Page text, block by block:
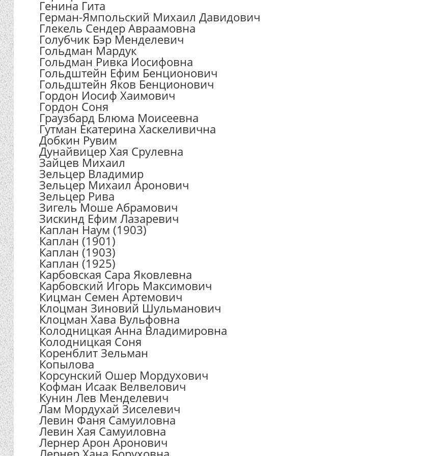
Генина Гита
Герман-Ямпольский Михаил Давидович
Глекель Сендер Авраамовна
Голубчик Бэр Менделевич
Гольдман Мардук
Гольдман Ривка Иосифовна
Гольдштейн Ефим Бенционович
Гольдштейн Яков Бенционович
Гордон Иосиф Хаимович
Гордон Соня
Граузбард Блюма Моисеевна
Гутман Екатерина Хаскеливична
Добкин Рувим
Дунайвицер Хая Срулевна
Зайцев Михаил
Зельцер Владимир
Зельцер Михаил Аронович
Зельцер Рива
Зигель Моше Абрамович
Зискинд Ефим Лазаревич
Каплан Наум (1903)
Каплан (1901)
Каплан (1903)
Каплан (1925)
Карбовская Сара Яковлевна
Карбовский Игорь Максимович
Кицман Семен Артемович
Клоцман Зиновий Шульманович
Клоцман Хава Вульфовна
Колодницкая Анна Владимировна
Колодницкая Соня
Коренблит Зельман
Копылова
Корсунский Ошер Мордухович
Кофман Исаак Велвелович
Кунин Лев Менделевич
Лам Мордухай Зиселевич
Левин Фаня Самуиловна
Левин Хая Самуиловна
Лернер Арон Аронович